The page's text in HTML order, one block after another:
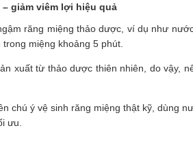
giảm viêm lợi hiệu quả
răng miệng thảo dược, ví dụ như
miệng khoảng 5 phút.
xuất từ thảo dược thiên nhiên, do vậy,
chú ý vệ sinh răng miệng thật kỹ, dùng
ưu.